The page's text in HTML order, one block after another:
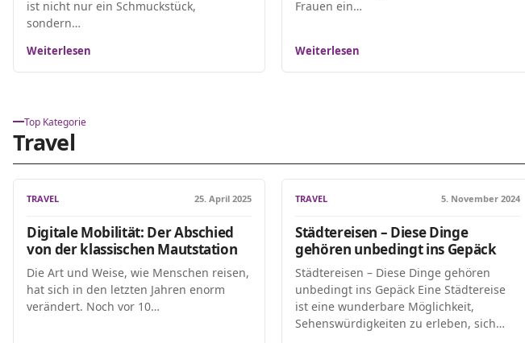
ist nicht nur ein Schmuckstück,
sondern…
Weiterlesen
Frauen ein…
Weiterlesen
Top Kategorie
Travel
TRAVEL 25. April 2025
Digitale Mobilität: Der Abschied
von der klassischen Mautstation
Die Art und Weise, wie Menschen reisen,
hat sich in den letzten Jahren enorm
verändert. Noch vor 10…
TRAVEL 5. November 2024
Städtereisen – Diese Dinge
gehören unbedingt ins Gepäck
Städtereisen – Diese Dinge gehören
unbedingt ins Gepäck Eine Städtereise
ist eine wunderbare Möglichkeit,
Sehenswürdigkeiten zu erleben, sich…